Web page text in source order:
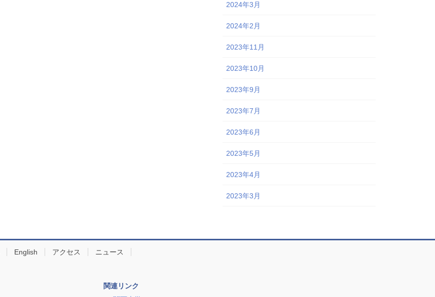
2024年3月
2024年2月
2023年11月
2023年10月
2023年9月
2023年7月
2023年6月
2023年5月
2023年4月
2023年3月
English アクセス ニュース
関連リンク